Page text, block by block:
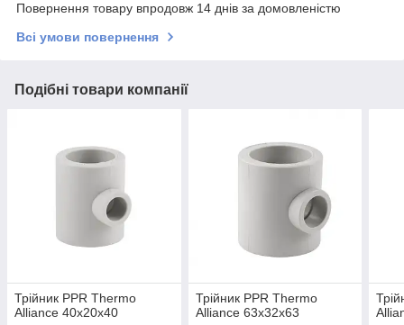
Повернення товару впродовж 14 днів за домовленістю
Всі умови повернення
Подібні товари компанії
Трійник PPR Thermo
Alliance 40х20х40
Трійник PPR Thermo
Alliance 63х32х63